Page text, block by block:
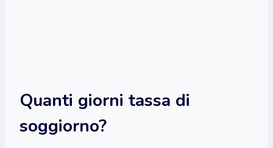
Quanti giorni tassa di
soggiorno?